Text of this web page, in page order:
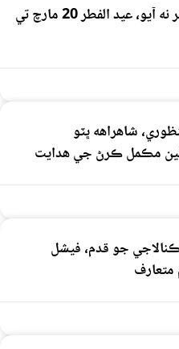
سعودي عرب ۾ شوال جو چنڊ نظر نه آيو، عيد الفطر 20 مارچ تي
شاهراهه ڀٽو
جو قدم، فيشل